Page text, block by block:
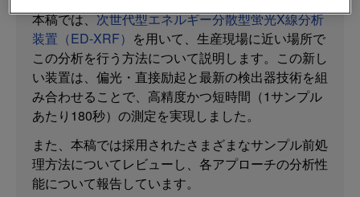
本稿では、次世代型エネルギー分散型蛍光X線分析
装置（ED-XRF） を用いて、生産現場に近い場所で
この分析を行う方法について説明します。この新し
い装置は、偏光・直接励起と最新の検出器技術を組
み合わせることで、高精度かつ短時間（1サンプル
あたり180秒）の測定を実現しました。
また、本稿では採用されたさまざまなサンプル前処
理方法についてレビューし、各アプローチの分析性
能について報告しています。